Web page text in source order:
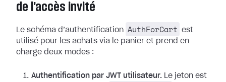
de l'accès invité
Le schéma d’authentification AuthForCart
est
utilisé pour les achats via le panier et prend en
charge deux modes :
Authentification par JWT utilisateur. Le jeton est